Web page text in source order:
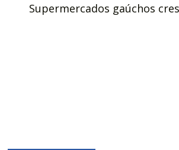
Supermercados gaúchos